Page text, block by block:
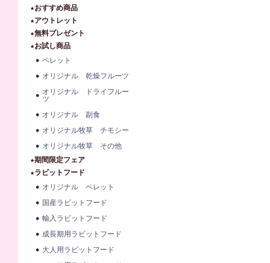
★おすすめ商品
★アウトレット
★無料プレゼント
★お試し商品
ペレット
オリジナル 乾燥フルーツ
オリジナル ドライフルー
ツ
オリジナル 副食
オリジナル牧草 チモシー
オリジナル牧草 その他
★期間限定フェア
★ラビットフード
オリジナル ペレット
国産ラビットフード
輸入ラビットフード
成長期用ラビットフード
大人用ラビットフード